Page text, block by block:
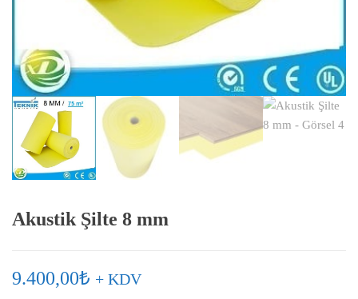
Akustik Şilte 8 mm
9.400,00₺ + KDV